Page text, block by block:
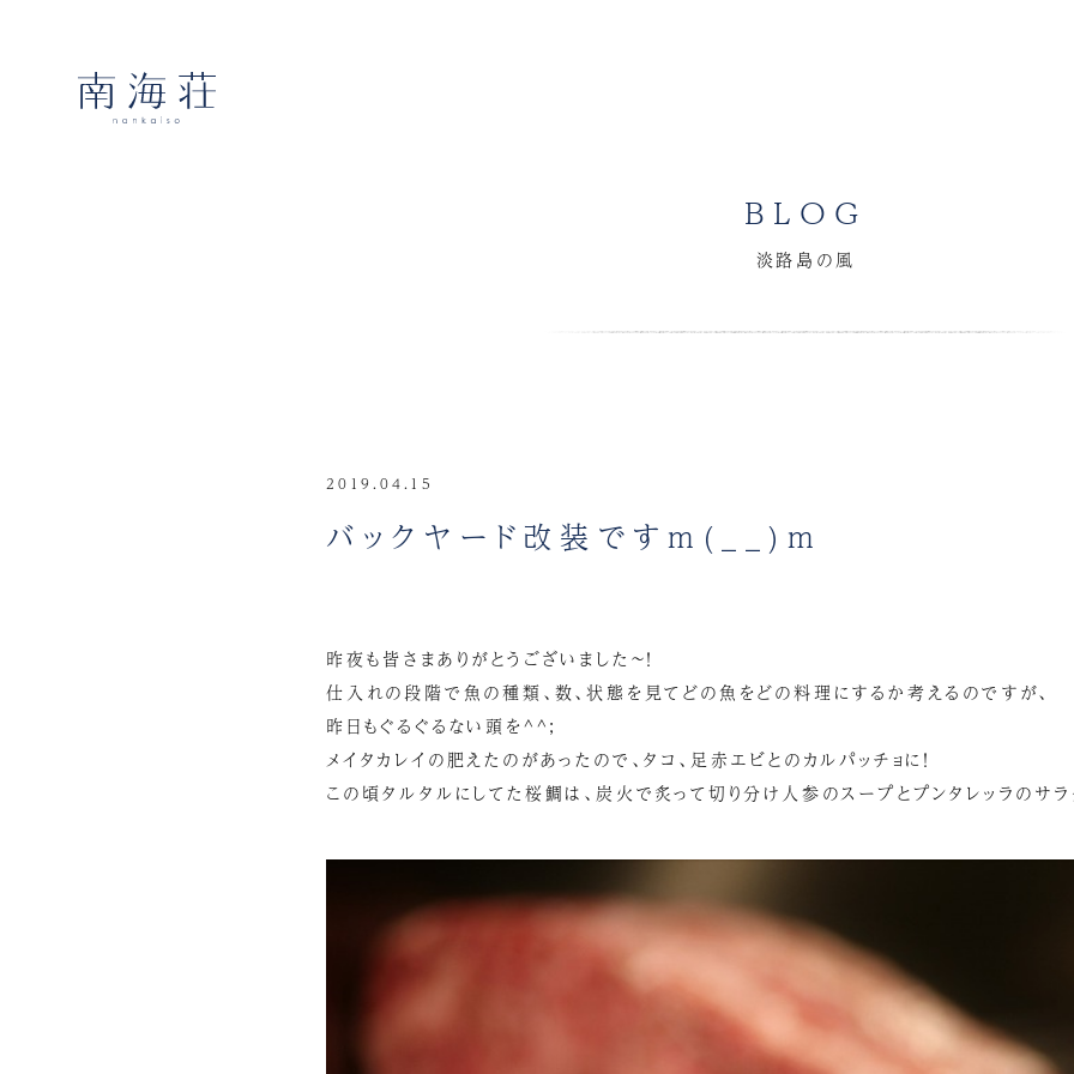
BLOG
淡路島の風
2019.04.15
バックヤード改装ですm(__)m
昨夜も皆さまありがとうございました～！
仕入れの段階で魚の種類、数、状態を見てどの魚をどの料理にするか考えるのですが、
昨日もぐるぐるない頭を^^;
メイタカレイの肥えたのがあったので、タコ、足赤エビとのカルパッチョに！
この頃タルタルにしてた桜鯛は、炭火で炙って切り分け人参のスープとプンタレッラのサラ